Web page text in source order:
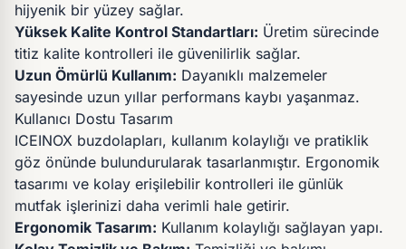
hijyenik bir yüzey sağlar.
Yüksek Kalite Kontrol Standartları: Üretim sürecinde
titiz kalite kontrolleri ile güvenilirlik sağlar.
Uzun Ömürlü Kullanım: Dayanıklı malzemeler
sayesinde uzun yıllar performans kaybı yaşanmaz.
Kullanıcı Dostu Tasarım
ICEINOX buzdolapları, kullanım kolaylığı ve pratiklik
göz önünde bulundurularak tasarlanmıştır. Ergonomik
tasarımı ve kolay erişilebilir kontrolleri ile günlük
mutfak işlerinizi daha verimli hale getirir.
Ergonomik Tasarım: Kullanım kolaylığı sağlayan yapı.